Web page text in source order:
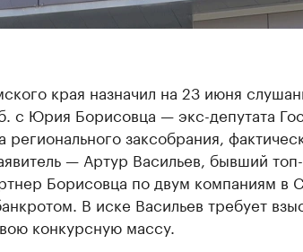
края назначил на 23 июня
с Юрия Борисовца — экс-депутата
регионального заксобрания,
— Артур Васильев, бывший топ-
Борисовца по двум компаниям в
В иске Васильев требует
конкурсную массу.